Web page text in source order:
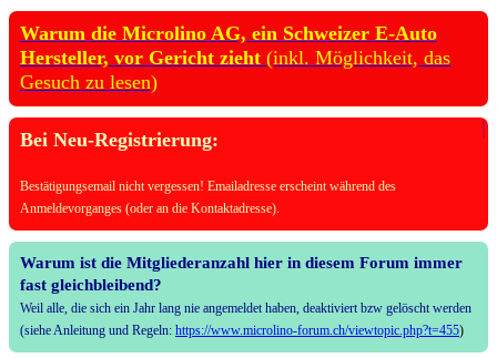
Warum die Microlino AG, ein Schweizer E-Auto
Hersteller, vor Gericht zieht (inkl. Möglichkeit, das
Gesuch zu lesen)
Bei Neu-Registrierung:
Bestätigungsemail nicht vergessen! Emailadresse erscheint während des
Anmeldevorganges (oder an die Kontaktadresse).
Warum ist die Mitgliederanzahl hier in diesem Forum immer
fast gleichbleibend?
Weil alle, die sich ein Jahr lang nie angemeldet haben, deaktiviert bzw gelöscht werden
(siehe Anleitung und Regeln: https://www.microlino-forum.ch/viewtopic.php?t=455)